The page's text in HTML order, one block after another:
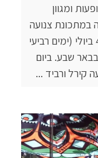
ומגוון
במתכונת צנועה
יותר ומותאמת למצב, בתאריכים 3 ו-4 ביולי (ימים רביעי
שבע. ביום